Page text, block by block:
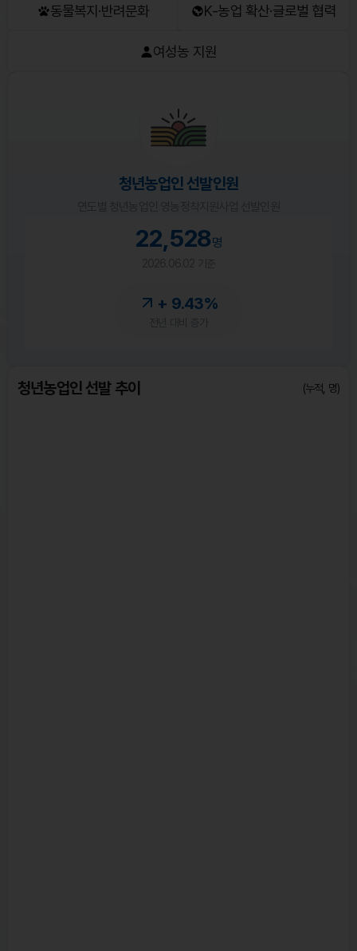
청년농업인 선발인원
22,528명
+ 9.43%
청년농업인 선발 추이 (누적, 명)
동물복지·반려문화 K-농업 확산·글로벌 협력
여성농 지원